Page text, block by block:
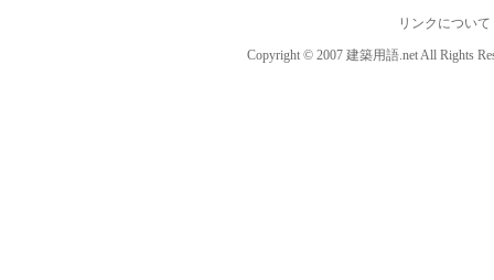
リンクについて
Copyright © 2007 建築用語.net All Rights